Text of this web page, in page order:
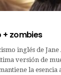
+ zombies
inglés de
versión de
la esencia